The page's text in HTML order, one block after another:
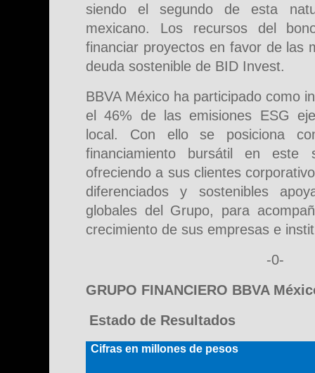
siendo el segundo de esta
mexicano. Los recursos del
financiar proyectos en favor de las
deuda sostenible de BID Invest.
BBVA México ha participado como
el 46% de las emisiones ESG
local. Con ello se posiciona
financiamiento bursátil en este
ofreciendo a sus clientes
diferenciados y sostenibles
globales del Grupo, para
crecimiento de sus empresas e
-0-
GRUPO FINANCIERO BBVA
Estado de Resultados
Cifras en millones de pesos